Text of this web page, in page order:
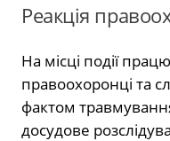
Реакція
На місці події
правоохоронці та
фактом
досудове